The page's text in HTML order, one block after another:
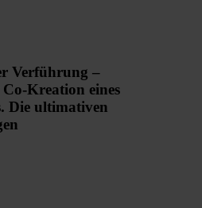
Verführung –
Kreation eines
Die ultimativen